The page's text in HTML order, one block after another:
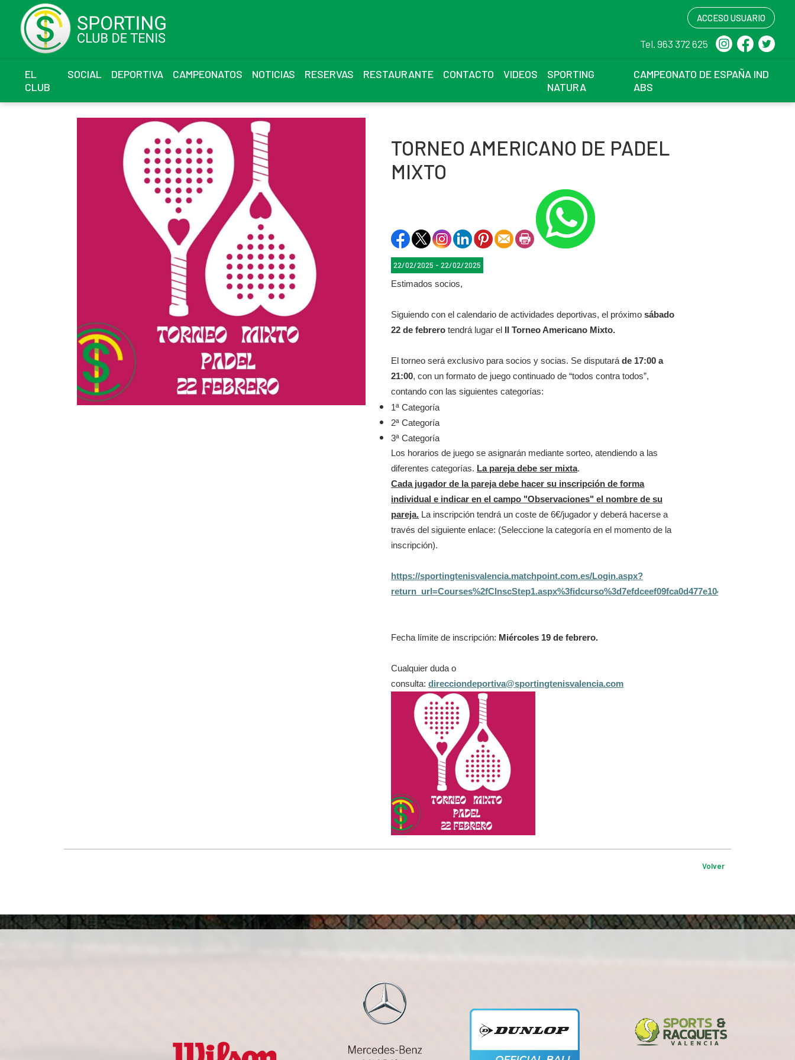
ACCESO USUARIO
Tel. 963 372 625
EL
CLUB
SOCIAL DEPORTIVA CAMPEONATOS NOTICIAS RESERVAS RESTAURANTE CONTACTO VIDEOS
SPORTING
NATURA
CAMPEONATO DE ESPAÑA IND
ABS
TORNEO AMERICANO DE PADEL
MIXTO
22/02/2025 - 22/02/2025
Estimados socios,
Siguiendo con el calendario de actividades deportivas, el próximosábado
22 de febrero tendrá lugar el II Torneo Americano Mixto.
El torneo será exclusivo para socios y socias. Se disputaráde 17:00 a
21:00, con un formato de juego continuado de “todos contra todos”,
contando con las siguientes categorías:
1ª Categoría
2ª Categoría
3ª Categoría
Los horarios de juego se asignarán mediante sorteo, atendiendo a las
diferentes categorías. La pareja debe ser mixta.
Cada jugador de la pareja debe hacer su inscripción de forma
individual e indicar en el campo "Observaciones" el nombre de su
pareja. La inscripción tendrá un coste de 6€/jugador y deberá hacerse a
través del siguiente enlace: (Seleccione la categoría en el momento de la
inscripción).
https://sportingtenisvalencia.matchpoint.com.es/Login.aspx?
return_url=Courses%2fCInscStep1.aspx%3fidcurso%3d7efdceef09fca0d477e1045198d356c9
Fecha límite de inscripción: Miércoles 19 de febrero.
Cualquier duda o
consulta:direcciondeportiva@sportingtenisvalencia.com
Volver